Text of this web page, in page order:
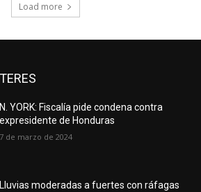
Load more
N. YORK: Fiscalía pide condena contra
expresidente de Honduras
7 de marzo de 2024
Lluvias moderadas a fuertes con ráfagas